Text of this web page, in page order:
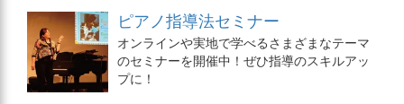
ピアノ指導法セミナー
オンラインや実地で学べるさまざまなテーマ
のセミナーを開催中！ぜひ指導のスキルアッ
プに！